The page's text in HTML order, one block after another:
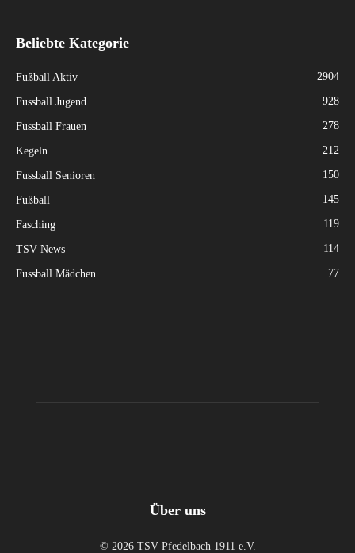
Beliebte Kategorie
Fußball Aktiv 2904
Fussball Jugend 928
Fussball Frauen 278
Kegeln 212
Fussball Senioren 150
Fußball 145
Fasching 119
TSV News 114
Fussball Mädchen 77
Über uns
© 2026 TSV Pfedelbach 1911 e.V.